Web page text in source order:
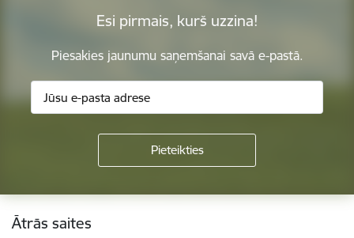
Esi pirmais, kurš uzzina!
Piesakies jaunumu saņemšanai savā e-pastā.
Kājene
Ātrās saites